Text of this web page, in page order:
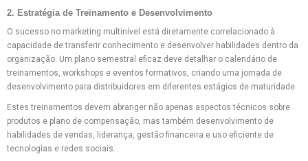
2. Estratégia de Treinamento e Desenvolvimento
O sucesso no marketing multinível está diretamente correlacionado à
capacidade de transferir conhecimento e desenvolver habilidades dentro da
organização. Um plano semestral eficaz deve detalhar o calendário de
treinamentos, workshops e eventos formativos, criando uma jornada de
desenvolvimento para distribuidores em diferentes estágios de maturidade.
Estes treinamentos devem abranger não apenas aspectos técnicos sobre
produtos e plano de compensação, mas também desenvolvimento de
habilidades de vendas, liderança, gestão financeira e uso eficiente de
tecnologias e redes sociais.